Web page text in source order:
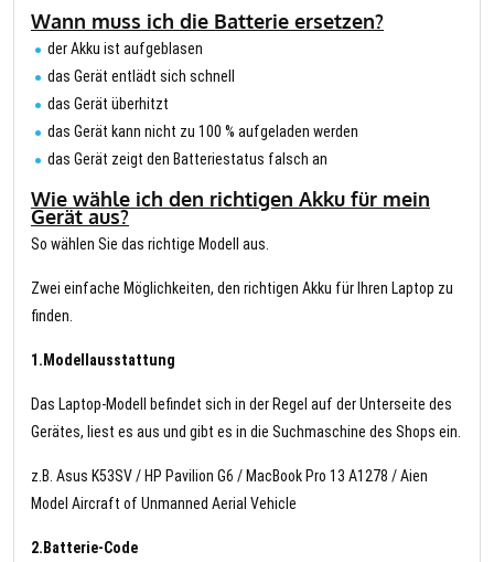
Wann muss ich die Batterie ersetzen?
der Akku ist aufgeblasen
das Gerät entlädt sich schnell
das Gerät überhitzt
das Gerät kann nicht zu 100 % aufgeladen werden
das Gerät zeigt den Batteriestatus falsch an
Wie wähle ich den richtigen Akku für mein
Gerät aus?
So wählen Sie das richtige Modell aus.
Zwei einfache Möglichkeiten, den richtigen Akku für Ihren Laptop zu
finden.
1.Modellausstattung
Das Laptop-Modell befindet sich in der Regel auf der Unterseite des
Gerätes, liest es aus und gibt es in die Suchmaschine des Shops ein.
z.B. Asus K53SV / HP Pavilion G6 / MacBook Pro 13 A1278 / Aien
Model Aircraft of Unmanned Aerial Vehicle
2.Batterie-Code